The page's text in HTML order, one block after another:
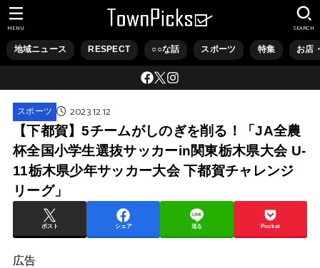
地域ニュース RESPECT ○○な話 スポーツ 特集 お店
SEARCH
MENU
スポーツ 2023.12.12
【下都賀】5チームがしのぎを削る！「JA全農
杯全国小学生選抜サッカーin関東栃木県大会 U-
11栃木県少年サッカー大会 下都賀チャレンジ
リーグ」
ポスト シェア 送る Pocket
広告